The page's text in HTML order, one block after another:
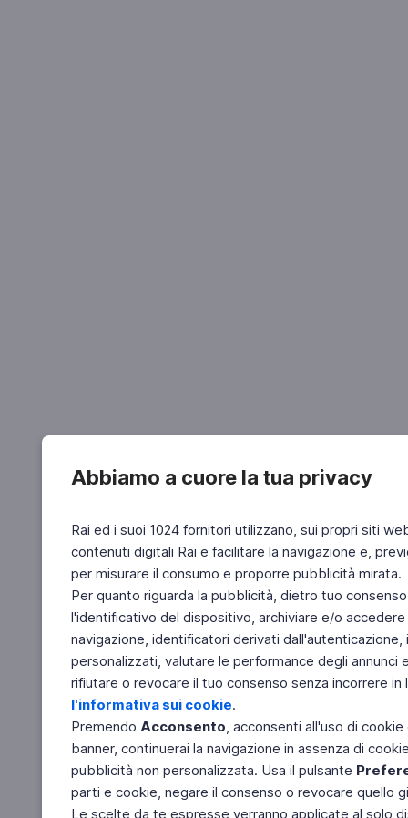
Abbiamo a cuore la tua privacy
Rai ed i suoi 1024 fornitori utilizzano, sui propri siti
contenuti digitali Rai e facilitare la navigazione e,
per misurare il consumo e proporre pubblicità mirata.
Per quanto riguarda la pubblicità, dietro tuo
l'identificativo del dispositivo, archiviare e/o
navigazione, identificatori derivati
personalizzati, valutare le performance degli
rifiutare o revocare il tuo consenso senza incorrere
l'informativa sui cookie.
Premendo Acconsento, acconsenti all'uso di
banner, continuerai la navigazione in assenza di
pubblicità non personalizzata. Usa il pulsante
parti e cookie, negare il consenso o revocare quello
Le scelte da te espresse verranno applicate al solo